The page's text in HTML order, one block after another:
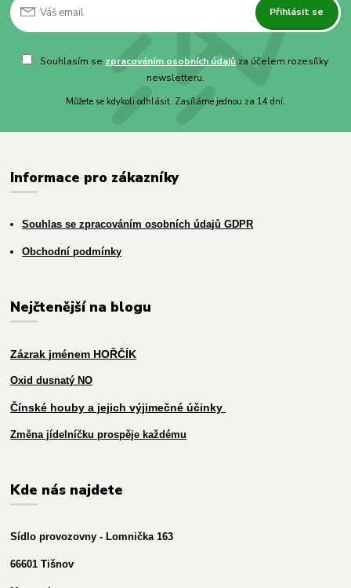
Přihlásit se
Souhlasím se zpracováním osobních údajů za účelem rozesílky
newsletteru.
Můžete se kdykoli odhlásit. Zasíláme jednou za 14 dní.
Informace pro zákazníky
Souhlas se zpracováním osobních údajů GDPR
Obchodní podmínky
Nejčtenější na blogu
Zázrak jménem HOŘČÍK
Oxid dusnatý NO
Čínské houby a jejich výjimečné účinky
Změna jídelníčku prospěje každému
Kde nás najdete
Sídlo provozovny - Lomnička 163
66601 Tišnov